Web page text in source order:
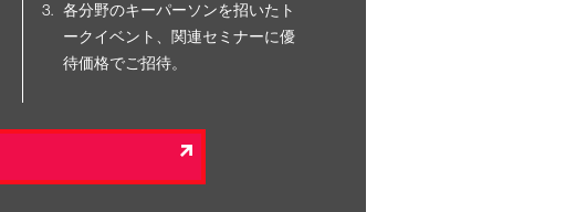
各分野のキーパーソンを招いたト
ークイベント、関連セミナーに優
待価格でご招待。